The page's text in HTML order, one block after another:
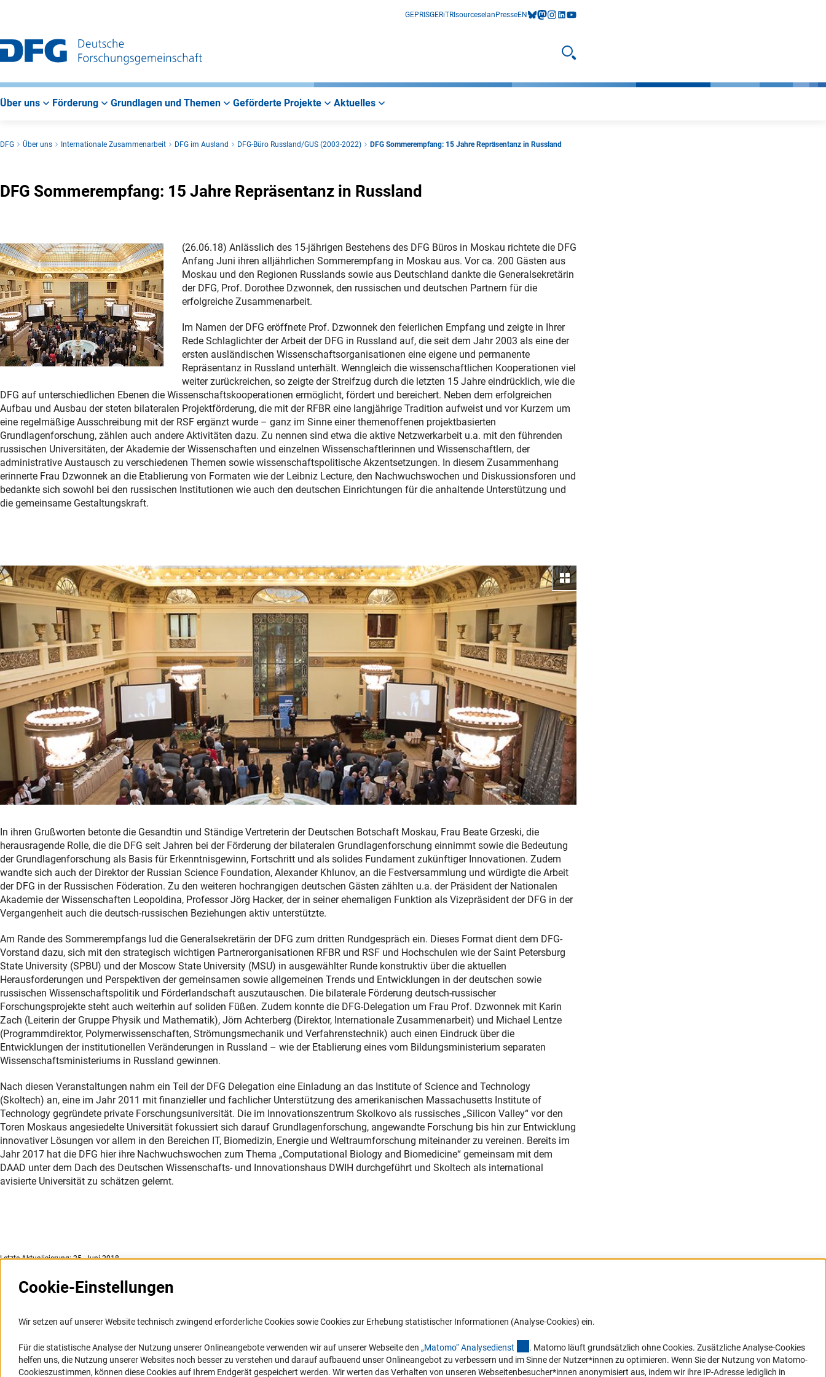
GEPRISGERiTRIsourceselan PresseEN bluesky
mastodon
instagram
linkedIn
youtube
Suche öffnen
Über uns Förderung Grundlagen und Themen Geförderte Projekte Aktuelles
DFG Über uns Internationale Zusammenarbeit DFG im Ausland DFG-Büro Russland/GUS (2003-2022) DFG Sommerempfang: 15 Jahre Repräsentanz in Russland
DFG Sommerempfang: 15 Jahre Repräsentanz in Russland
(26.06.18) Anlässlich des 15-jährigen Bestehens des DFG Büros in Moskau richtete die DFG
Anfang Juni ihren alljährlichen Sommerempfang in Moskau aus. Vor ca. 200 Gästen aus
Moskau und den Regionen Russlands sowie aus Deutschland dankte die Generalsekretärin
der DFG, Prof. Dorothee Dzwonnek, den russischen und deutschen Partnern für die
erfolgreiche Zusammenarbeit.
Im Namen der DFG eröffnete Prof. Dzwonnek den feierlichen Empfang und zeigte in Ihrer
Rede Schlaglichter der Arbeit der DFG in Russland auf, die seit dem Jahr 2003 als eine der
ersten ausländischen Wissenschaftsorganisationen eine eigene und permanente
Repräsentanz in Russland unterhält. Wenngleich die wissenschaftlichen Kooperationen viel
weiter zurückreichen, so zeigte der Streifzug durch die letzten 15 Jahre eindrücklich, wie die
DFG auf unterschiedlichen Ebenen die Wissenschaftskooperationen ermöglicht, fördert und bereichert. Neben dem erfolgreichen
Aufbau und Ausbau der steten bilateralen Projektförderung, die mit der RFBR eine langjährige Tradition aufweist und vor Kurzem um
eine regelmäßige Ausschreibung mit der RSF ergänzt wurde – ganz im Sinne einer themenoffenen projektbasierten
Grundlagenforschung, zählen auch andere Aktivitäten dazu. Zu nennen sind etwa die aktive Netzwerkarbeit u.a. mit den führenden
russischen Universitäten, der Akademie der Wissenschaften und einzelnen Wissenschaftlerinnen und Wissenschaftlern, der
administrative Austausch zu verschiedenen Themen sowie wissenschaftspolitische Akzentsetzungen. In diesem Zusammenhang
erinnerte Frau Dzwonnek an die Etablierung von Formaten wie der Leibniz Lecture, den Nachwuchswochen und Diskussionsforen und
bedankte sich sowohl bei den russischen Institutionen wie auch den deutschen Einrichtungen für die anhaltende Unterstützung und
die gemeinsame Gestaltungskraft.
In ihren Grußworten betonte die Gesandtin und Ständige Vertreterin der Deutschen Botschaft Moskau, Frau Beate Grzeski, die
herausragende Rolle, die die DFG seit Jahren bei der Förderung der bilateralen Grundlagenforschung einnimmt sowie die Bedeutung
der Grundlagenforschung als Basis für Erkenntnisgewinn, Fortschritt und als solides Fundament zukünftiger Innovationen. Zudem
wandte sich auch der Direktor der Russian Science Foundation, Alexander Khlunov, an die Festversammlung und würdigte die Arbeit
der DFG in der Russischen Föderation. Zu den weiteren hochrangigen deutschen Gästen zählten u.a. der Präsident der Nationalen
Akademie der Wissenschaften Leopoldina, Professor Jörg Hacker, der in seiner ehemaligen Funktion als Vizepräsident der DFG in der
Vergangenheit auch die deutsch-russischen Beziehungen aktiv unterstützte.
Am Rande des Sommerempfangs lud die Generalsekretärin der DFG zum dritten Rundgespräch ein. Dieses Format dient dem DFG-
Vorstand dazu, sich mit den strategisch wichtigen Partnerorganisationen RFBR und RSF und Hochschulen wie der Saint Petersburg
State University (SPBU) und der Moscow State University (MSU) in ausgewählter Runde konstruktiv über die aktuellen
Herausforderungen und Perspektiven der gemeinsamen sowie allgemeinen Trends und Entwicklungen in der deutschen sowie
russischen Wissenschaftspolitik und Förderlandschaft auszutauschen. Die bilaterale Förderung deutsch-russischer
Forschungsprojekte steht auch weiterhin auf soliden Füßen. Zudem konnte die DFG-Delegation um Frau Prof. Dzwonnek mit Karin
Zach (Leiterin der Gruppe Physik und Mathematik), Jörn Achterberg (Direktor, Internationale Zusammenarbeit) und Michael Lentze
(Programmdirektor, Polymerwissenschaften, Strömungsmechanik und Verfahrenstechnik) auch einen Eindruck über die
Entwicklungen der institutionellen Veränderungen in Russland – wie der Etablierung eines vom Bildungsministerium separaten
Wissenschaftsministeriums in Russland gewinnen.
Nach diesen Veranstaltungen nahm ein Teil der DFG Delegation eine Einladung an das Institute of Science and Technology
(Skoltech) an, eine im Jahr 2011 mit finanzieller und fachlicher Unterstützung des amerikanischen Massachusetts Institute of
Technology gegründete private Forschungsuniversität. Die im Innovationszentrum Skolkovo als russisches „Silicon Valley“ vor den
Toren Moskaus angesiedelte Universität fokussiert sich darauf Grundlagenforschung, angewandte Forschung bis hin zur Entwicklung
innovativer Lösungen vor allem in den Bereichen IT, Biomedizin, Energie und Weltraumforschung miteinander zu vereinen. Bereits im
Jahr 2017 hat die DFG hier ihre Nachwuchswochen zum Thema „Computational Biology and Biomedicine“ gemeinsam mit dem
DAAD unter dem Dach des Deutschen Wissenschafts- und Innovationshaus DWIH durchgeführt und Skoltech als international
avisierte Universität zu schätzen gelernt.
Letzte Aktualisierung: 25. Juni 2018
Informationssysteme
Portal Wissenschaftliche Integrität
GEPRIS
FAQ
Karriere
mit Behinderungen
Erklärung zur Barrierefreiheit
in Ihr Mailpostfach oder schauen Sie sich
die Ausgaben online an.
Cookie-Einstellungen
Wir setzen auf unserer Website technisch zwingend erforderliche Cookies sowie Cookies zur Erhebung statistischer Informationen (Analyse-Cookies) ein.
Für die statistische Analyse der Nutzung unserer Onlineangebote verwenden wir auf unserer Webseite den „Matomo“ Analysedienst (externer Link)
. Matomo läuft grundsätzlich ohne Cookies. Zusätzliche Analyse-Cookies
helfen uns, die Nutzung unserer Websites noch besser zu verstehen und darauf aufbauend unser Onlineangebot zu verbessern und im Sinne der Nutzer*innen zu optimieren. Wenn Sie der Nutzung von Matomo-
Cookieszustimmen, können diese Cookies auf Ihrem Endgerät gespeichert werden. Wir werten das Verhalten von unseren Webseitenbesucher*innen anonymisiert aus, indem wir ihre IP-Adresse lediglich in